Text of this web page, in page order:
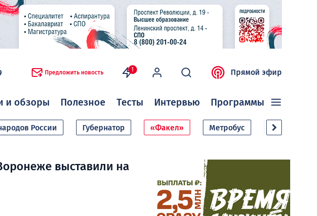
Предложить новость 1 Прямой эфир
и обзоры Полезное Тесты Интервью Программы
России Губернатор «Факел» Метробус Дачный
выставили на